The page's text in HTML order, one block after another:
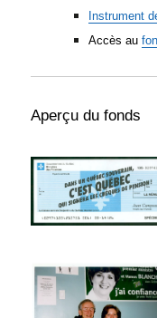
Instrument
Accès au
Aperçu du fonds